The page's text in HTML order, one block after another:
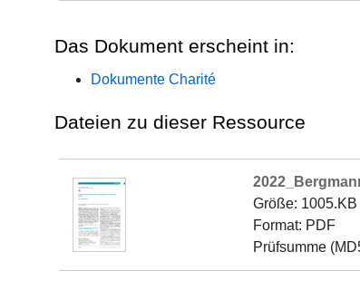
Das Dokument erscheint in:
Dokumente Charité
Dateien zu dieser Ressource
Größe: 1005.KB
Format: PDF
Prüfsumme